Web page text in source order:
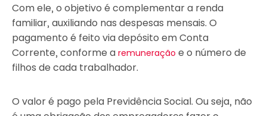
Com ele, o objetivo é complementar a renda
familiar, auxiliando nas despesas mensais. O
pagamento é feito via depósito em Conta
Corrente, conforme a remuneração e o número de
filhos de cada trabalhador.
O valor é pago pela Previdência Social. Ou seja, não